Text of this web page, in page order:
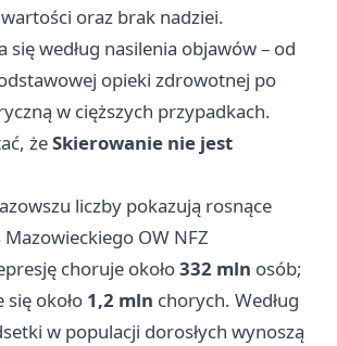
oraz brak nadziei.
się według nasilenia objawów – od
opieki zdrowotnej po
w cięższych przypadkach.
żeSkierowanie nie jest
liczby pokazują rosnące
Mazowieckiego OW NFZ
choruje około332 mln osób;
się około 1,2 mln chorych. Według
w populacji dorosłych wynoszą